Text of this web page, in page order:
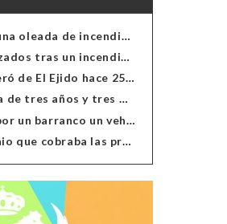
Detenido el autor de una oleada de incendios de contenedores en Almería
Madre e hijo hospitalizados tras un incendio en la cocina de una vivienda en Almería
Cuando la ira se apoderó de El Ejido hace 25 años
Confirmada la condena de tres años y tres meses al hombre de Antas acusado de xenofobia
Cinco heridos al caer por un barranco un vehículo en Alcolea
Detenido un matrimonio que cobraba las prestaciones de ilegales en Almería, Granada, Málaga, Huelva y Murcia